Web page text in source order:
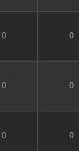
0 0
0 0
0 0